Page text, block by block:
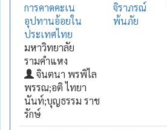
การคาดคะเน
อุปทานอ้อยใน
ประเทศไทย
มหาวิทยาลัย
รามคำแหง
จินตนา พรพิไล
พรรณ;อติ ไทยา
นันท์;บุญธรรม ราช
รักษ์
จิราภรณ์
พ้นภัย